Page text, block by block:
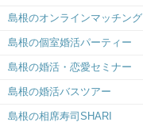
島根のオンラインマッチング
島根の個室婚活パーティー
島根の婚活・恋愛セミナー
島根の婚活バスツアー
島根の相席寿司SHARI